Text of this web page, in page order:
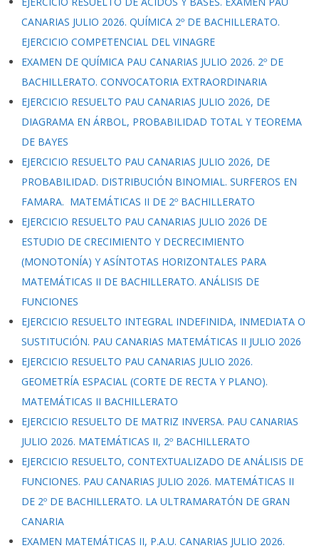
CANARIAS JULIO 2026. QUÍMICA 2º DE BACHILLERATO.
EJERCICIO COMPETENCIAL DEL VINAGRE
EXAMEN DE QUÍMICA PAU CANARIAS JULIO 2026. 2º DE
BACHILLERATO. CONVOCATORIA EXTRAORDINARIA
EJERCICIO RESUELTO PAU CANARIAS JULIO 2026, DE
DIAGRAMA EN ÁRBOL, PROBABILIDAD TOTAL Y TEOREMA
DE BAYES
EJERCICIO RESUELTO PAU CANARIAS JULIO 2026, DE
PROBABILIDAD. DISTRIBUCIÓN BINOMIAL. SURFEROS EN
FAMARA. MATEMÁTICAS II DE 2º BACHILLERATO
EJERCICIO RESUELTO PAU CANARIAS JULIO 2026 DE
ESTUDIO DE CRECIMIENTO Y DECRECIMIENTO
(MONOTONÍA) Y ASÍNTOTAS HORIZONTALES PARA
MATEMÁTICAS II DE BACHILLERATO. ANÁLISIS DE
FUNCIONES
EJERCICIO RESUELTO INTEGRAL INDEFINIDA, INMEDIATA O
SUSTITUCIÓN. PAU CANARIAS MATEMÁTICAS II JULIO 2026
EJERCICIO RESUELTO PAU CANARIAS JULIO 2026.
GEOMETRÍA ESPACIAL (CORTE DE RECTA Y PLANO).
MATEMÁTICAS II BACHILLERATO
EJERCICIO RESUELTO DE MATRIZ INVERSA. PAU CANARIAS
JULIO 2026. MATEMÁTICAS II, 2º BACHILLERATO
EJERCICIO RESUELTO, CONTEXTUALIZADO DE ANÁLISIS DE
FUNCIONES. PAU CANARIAS JULIO 2026. MATEMÁTICAS II
DE 2º DE BACHILLERATO. LA ULTRAMARATÓN DE GRAN
CANARIA
EXAMEN MATEMÁTICAS II, P.A.U. CANARIAS JULIO 2026.